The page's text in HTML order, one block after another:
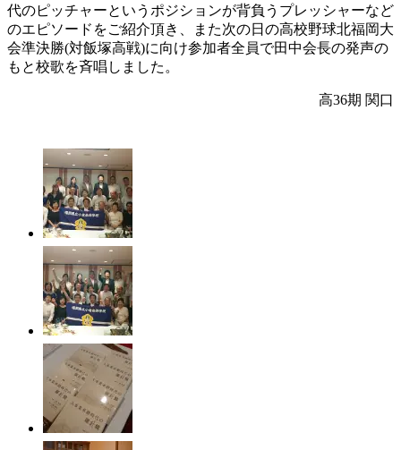
代のピッチャーというポジションが背負うプレッシャーなど
のエピソードをご紹介頂き、また次の日の高校野球北福岡大
会準決勝(対飯塚高戦)に向け参加者全員で田中会長の発声の
もと校歌を斉唱しました。
高36期 関口